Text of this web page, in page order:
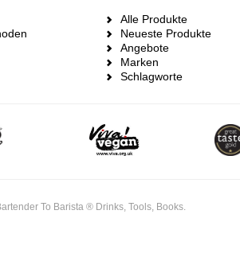
Alle Produkte
Neueste Produkte
Angebote
Marken
Schlagworte
To Barista ® Drinks, Tools, Books.